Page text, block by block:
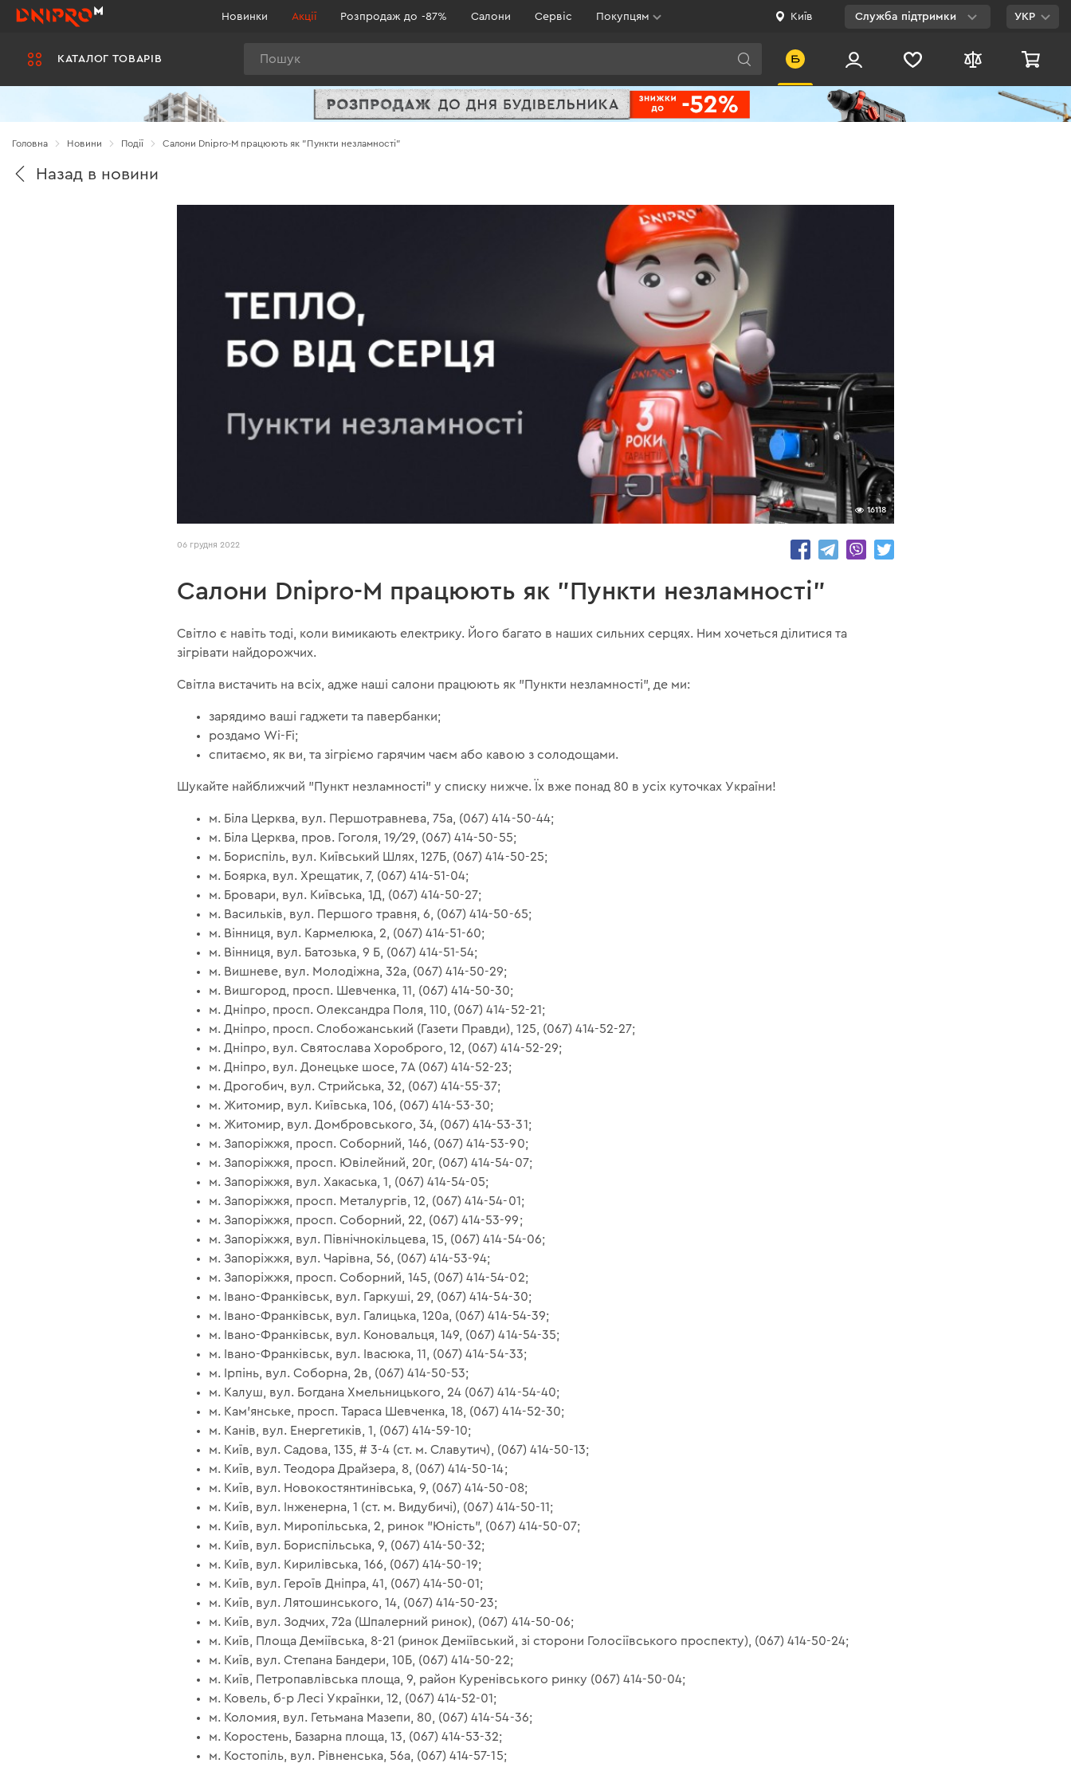
КАТАЛОГ ТОВАРІВ
Новинки Акції Розпродаж до -87% Салони Сервіс Покупцям Київ Служба підтримки
Viber
УКР
Головна Новини Події Салони Dnipro-M працюють як "Пункти незламності"
Назад в новини
16118
06 грудня 2022
Салони Dnipro-M працюють як "Пункти незламності"
Світло є навіть тоді, коли вимикають електрику. Його багато в наших сильних серцях. Ним хочеться ділитися та
зігрівати найдорожчих.
Світла вистачить на всіх, адже наші салони працюють як "Пункти незламності", де ми:
зарядимо ваші гаджети та павербанки;
роздамо Wi-Fi;
спитаємо, як ви, та зігріємо гарячим чаєм або кавою з солодощами.
Шукайте найближчий "Пункт незламності” у списку нижче. Їх вже понад 80 в усіх куточках України!
м. Біла Церква, вул. Першотравнева, 75а, (067) 414-50-44;
м. Біла Церква, пров. Гоголя, 19/29, (067) 414-50-55;
м. Бориспіль, вул. Київський Шлях, 127Б, (067) 414-50-25;
м. Боярка, вул. Хрещатик, 7, (067) 414-51-04;
м. Бровари, вул. Київська, 1Д, (067) 414-50-27;
м. Васильків, вул. Першого травня, 6, (067) 414-50-65;
м. Вінниця, вул. Кармелюка, 2, (067) 414-51-60;
м. Вінниця, вул. Батозька, 9 Б, (067) 414-51-54;
м. Вишневе, вул. Молодіжна, 32а, (067) 414-50-29;
м. Вишгород, просп. Шевченка, 11, (067) 414-50-30;
м. Дніпро, просп. Олександра Поля, 110, (067) 414-52-21;
м. Дніпро, просп. Слобожанський (Газети Правди), 125, (067) 414-52-27;
м. Дніпро, вул. Святослава Хороброго, 12, (067) 414-52-29;
м. Дніпро, вул. Донецьке шосе, 7А (067) 414-52-23;
м. Дрогобич, вул. Стрийська, 32, (067) 414-55-37;
м. Житомир, вул. Київська, 106, (067) 414-53-30;
м. Житомир, вул. Домбровського, 34, (067) 414-53-31;
м. Запоріжжя, просп. Соборний, 146, (067) 414-53-90;
м. Запоріжжя, просп. Ювілейний, 20г, (067) 414-54-07;
м. Запоріжжя, вул. Хакаська, 1, (067) 414-54-05;
м. Запоріжжя, просп. Металургів, 12, (067) 414-54-01;
м. Запоріжжя, просп. Соборний, 22, (067) 414-53-99;
м. Запоріжжя, вул. Північнокільцева, 15, (067) 414-54-06;
м. Запоріжжя, вул. Чарівна, 56, (067) 414-53-94;
м. Запоріжжя, просп. Соборний, 145, (067) 414-54-02;
м. Івано-Франківськ, вул. Гаркуші, 29, (067) 414-54-30;
м. Івано-Франківськ, вул. Галицька, 120а, (067) 414-54-39;
м. Івано-Франківськ, вул. Коновальця, 149, (067) 414-54-35;
м. Івано-Франківськ, вул. Івасюка, 11, (067) 414-54-33;
м. Ірпінь, вул. Соборна, 2в, (067) 414-50-53;
м. Калуш, вул. Богдана Хмельницького, 24 (067) 414-54-40;
м. Кам'янське, просп. Тараса Шевченка, 18, (067) 414-52-30;
м. Канів, вул. Енергетиків, 1, (067) 414-59-10;
м. Київ, вул. Садова, 135, # 3-4 (ст. м. Славутич), (067) 414-50-13;
м. Київ, вул. Теодора Драйзера, 8, (067) 414-50-14;
м. Київ, вул. Новокостянтинівська, 9, (067) 414-50-08;
м. Київ, вул. Інженерна, 1 (ст. м. Видубичі), (067) 414-50-11;
м. Київ, вул. Миропільська, 2, ринок "Юність", (067) 414-50-07;
м. Київ, вул. Бориспільська, 9, (067) 414-50-32;
м. Київ, вул. Кирилівська, 166, (067) 414-50-19;
м. Київ, вул. Героїв Дніпра, 41, (067) 414-50-01;
м. Київ, вул. Лятошинського, 14, (067) 414-50-23;
м. Київ, вул. Зодчих, 72а (Шпалерний ринок), (067) 414-50-06;
м. Київ, Площа Деміївська, 8-21 (ринок Деміївський, зі сторони Голосіївського проспекту), (067) 414-50-24;
м. Київ, вул. Степана Бандери, 10Б, (067) 414-50-22;
м. Київ, Петропавлівська площа, 9, район Куренівського ринку (067) 414-50-04;
м. Ковель, б-р Лесі Українки, 12, (067) 414-52-01;
м. Коломия, вул. Гетьмана Мазепи, 80, (067) 414-54-36;
м. Коростень, Базарна площа, 13, (067) 414-53-32;
м. Костопіль, вул. Рівненська, 56а, (067) 414-57-15;